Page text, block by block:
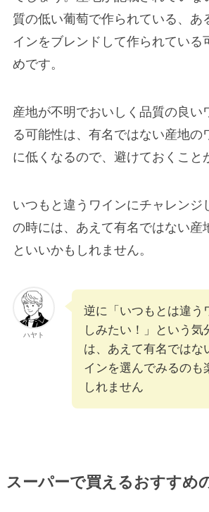
質の低い葡萄で作られている、あ
インをブレンドして作られている
めです。
産地が不明でおいしく品質の良い
る可能性は、有名ではない産地の
に低くなるので、避けておくこと
いつもと違うワインにチャレンジ
の時には、あえて有名ではない産
といいかもしれません。
ハヤト
逆に「いつもとは違う
しみたい！」という気
は、あえて有名ではな
インを選んでみるのも
しれません
スーパーで買えるおすすめ